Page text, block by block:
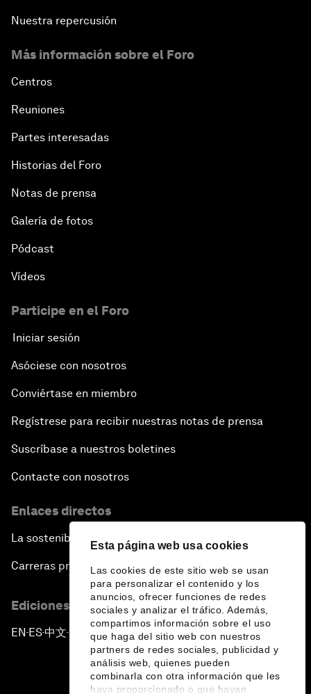
Esta página web usa cookies
Las cookies de este sitio web se usan
para personalizar el contenido y los
anuncios, ofrecer funciones de redes
sociales y analizar el tráfico. Además,
compartimos información sobre el uso
que haga del sitio web con nuestros
partners de redes sociales, publicidad y
análisis web, quienes pueden
combinarla con otra información que les
haya proporcionado o que hayan
Nuestra repercusión
Más información sobre el Foro
Centros
Reuniones
Partes interesadas
Historias del Foro
Notas de prensa
Galería de fotos
Pódcast
Vídeos
Participe en el Foro
Iniciar sesión
Asóciese con nosotros
Conviértase en miembro
Regístrese para recibir nuestras notas de prensa
Suscríbase a nuestros boletines
Contacte con nosotros
Enlaces directos
La sostenibilidad en el Foro
Carreras profesionales
Ediciones en otros idiomas
EN ▪ES▪中文▪ 日本語